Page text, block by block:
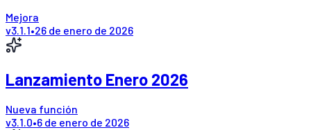
Mejora
v3.1.1•26 de enero de 2026
Lanzamiento Enero 2026
Nueva función
v3.1.0•6 de enero de 2026